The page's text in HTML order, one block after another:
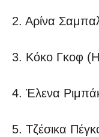
2. Αρίνα
3. Κόκο Γκοφ
4. Έλενα
5. Τζέσικα